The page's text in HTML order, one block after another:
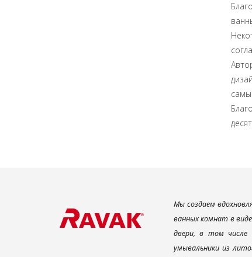
Мы создаем
ванных комнат в
двери, в том числе
умывальники из